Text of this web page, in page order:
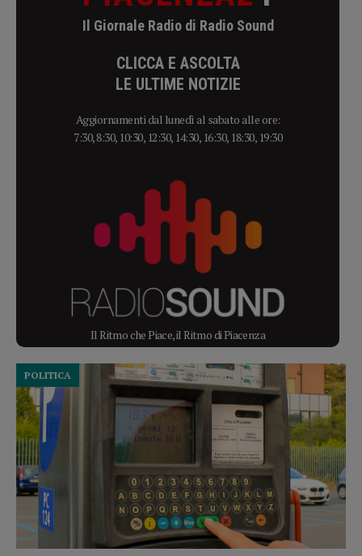
Il Giornale Radio di Radio Sound
CLICCA E ASCOLTA
LE ULTIME NOTIZIE
Aggiornamenti dal lunedì al sabato alle ore:
7:30, 8:30, 10:30, 12:30, 14:30, 16:30, 18:30, 19:30
Il Ritmo che Piace, il Ritmo di Piacenza
POLITICA